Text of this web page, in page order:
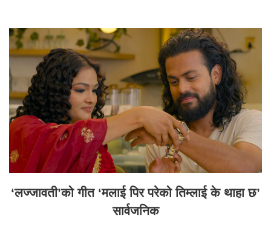
‘लज्जावती’को गीत ‘मलाई पिर परेको तिम्लाई के थाहा छ’
सार्वजनिक